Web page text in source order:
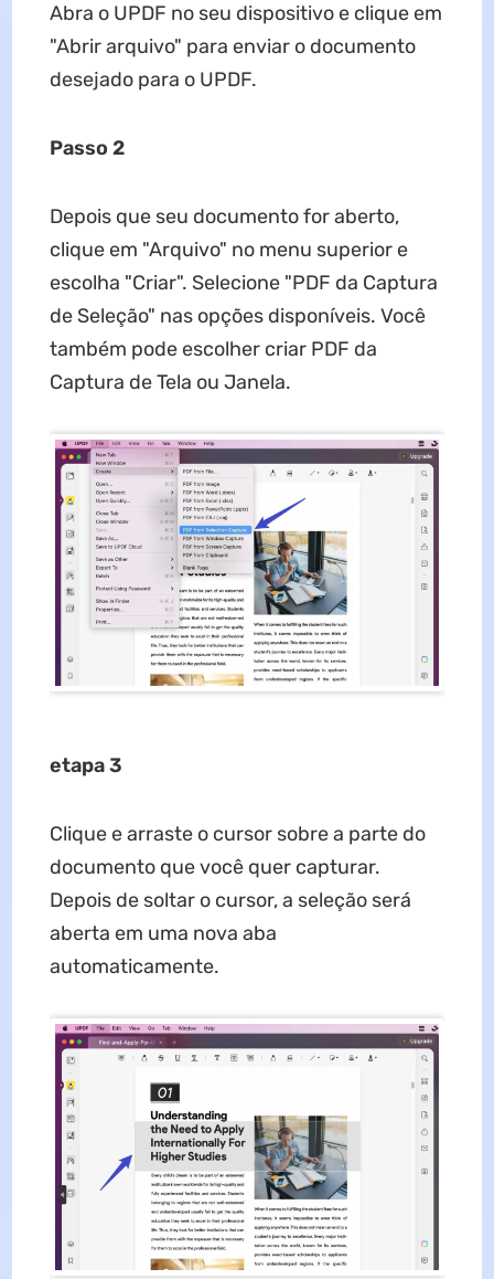
Abra o UPDF no seu dispositivo e clique em
"Abrir arquivo" para enviar o documento
desejado para o UPDF.
Passo 2
Depois que seu documento for aberto,
clique em "Arquivo" no menu superior e
escolha "Criar". Selecione "PDF da Captura
de Seleção" nas opções disponíveis. Você
também pode escolher criar PDF da
Captura de Tela ou Janela.
etapa 3
Clique e arraste o cursor sobre a parte do
documento que você quer capturar.
Depois de soltar o cursor, a seleção será
aberta em uma nova aba
automaticamente.